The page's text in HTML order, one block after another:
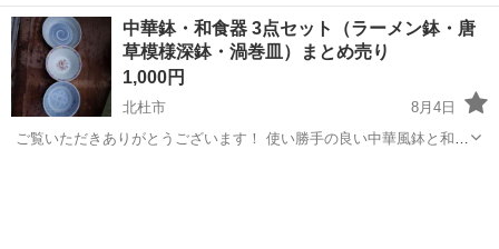
120日＆土日祝休み！クリーンルーム内でのお仕事！日払い制度利用可
◎正社員登用制度あり！マイカー通勤可！《山梨県中巨摩郡昭和町》
人気の工場のお仕事 ◇結晶...
山梨 国母駅 その他
​中華鉢・和食器 3点セット（ラーメン鉢・唐
草模様深鉢・渦巻皿）まとめ売り
1,000円
北杜市
8月4日
​ ​ご覧いただきありがとうございます！ ​使い勝手の良い中華風鉢と和食